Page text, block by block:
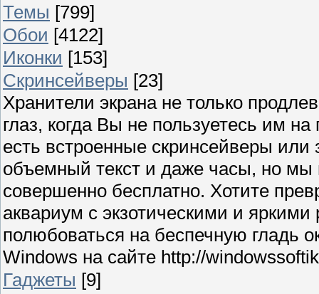
Темы [799]
Обои [4122]
Иконки [153]
Скринсейверы [23]
Хранители экрана не только
глаз, когда Вы не пользуетесь им
есть встроенные скринсейверы или
объемный текст и даже часы, но мы
совершенно бесплатно. Хотите
аквариум с экзотическими и
полюбоваться на беспечную гладь
Windows на сайте http://
Гаджеты [9]